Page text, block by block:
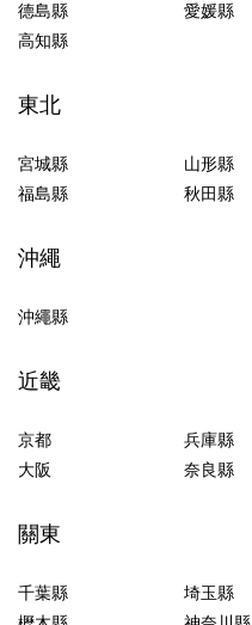
德島縣 愛媛縣
高知縣
東北
宮城縣 山形縣
福島縣
秋田縣
沖繩
沖繩縣
近畿
京都 兵庫縣
大阪
奈良縣
關東
千葉縣 埼玉縣